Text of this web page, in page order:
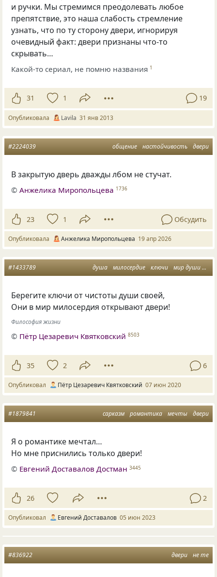
и ручки. Мы стремимся преодолевать любое
препятствие, это наша слабость стремление
узнать, что по ту сторону двери, игнорируя
очевидный факт: двери признаны что-то
скрывать…
Какой-то сериал, не помню названия 1
31 1 19
Опубликовала Lavila 31 янв 2013
общение настойчивость двери
#2224039
В закрытую дверь дважды лбом не стучат.
©Анжелика Миропольцева 1736
23 1 Обсудить
Опубликовала Анжелика Миропольцева 19 апр 2026
душа милосердие ключи мир души
#1433789
Берегите ключи от чистоты души своей,
Они в мир милосердия открывают двери!
Философия жизни
© Пётр Цезаревич Квятковский 8503
35 2 6
Опубликовал Пётр Цезаревич Квятковский 07 июн 2020
сарказм романтика мечты двери
#1879841
Я о романтике мечтал…
Но мне приснились только двери!
© Евгений Доставалов Достман 3445
26 2
Опубликовал Евгений Доставалов 05 июн 2023
двери не те
#836922